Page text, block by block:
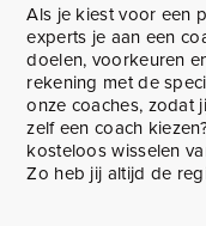
Als je kiest voor een
experts je aan een
doelen, voorkeuren
rekening met de
onze coaches, zodat
zelf een coach
kosteloos wisselen
Zo heb jij altijd de